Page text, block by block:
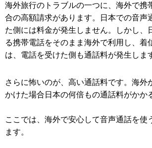
海外旅行のトラブルの一つに、海外で携
合の高額請求があります。日本での音声
た側には料金が発生しません。しかし、
る携帯電話をそのまま海外で利用し、着
は、電話を受けた側も通話料が発生しま
さらに怖いのが、高い通話料です。海外
かけた場合日本の何倍もの通話料がかか
ここでは、海外で安心して音声通話を使
ます。